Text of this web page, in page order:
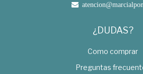
¿DUDAS?
Como comprar
Preguntas